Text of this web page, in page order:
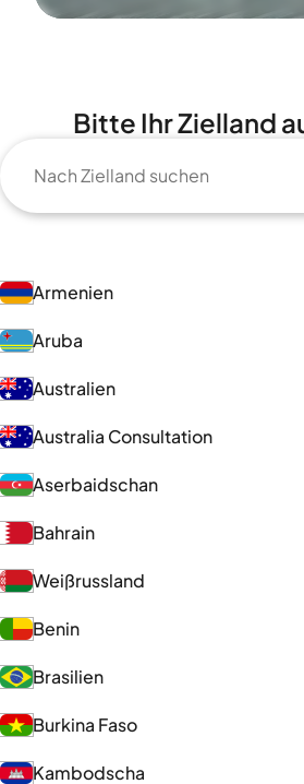
Bitte Ihr Zielland
Armenien
Aruba
Australien
Australia Consultation
Aserbaidschan
Bahrain
Weißrussland
Benin
Brasilien
Burkina Faso
Kambodscha